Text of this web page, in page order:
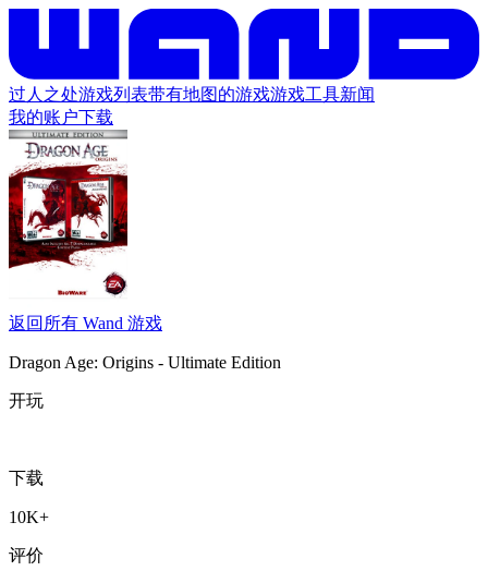
过人之处游戏列表带有地图的游戏游戏工具新闻
我的账户下载
返回所有 Wand 游戏
Dragon Age: Origins - Ultimate Edition
开玩
下载
10K+
评价